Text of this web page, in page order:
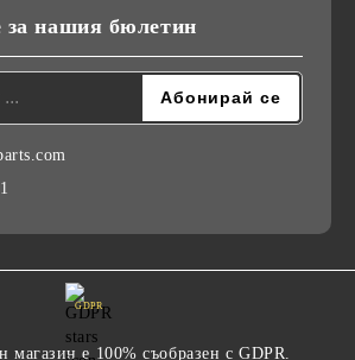
за нашия бюлетин
GDPR
е 100% съобразен с GDPR.